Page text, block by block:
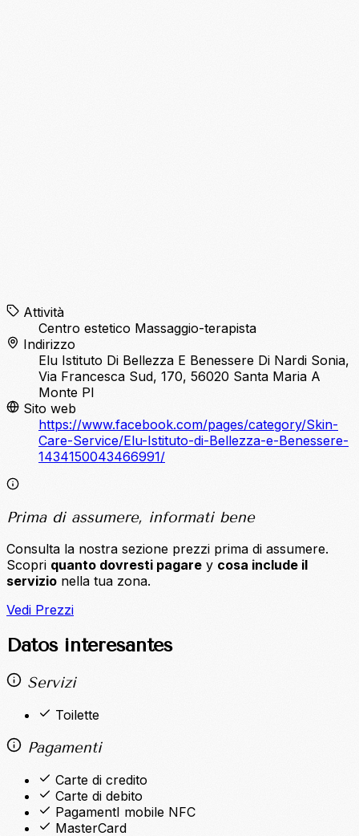
Attività
Centro estetico Massaggio-terapista
Indirizzo
Elu Istituto Di Bellezza E Benessere Di Nardi Sonia,
Via Francesca Sud, 170, 56020 Santa Maria A
Monte PI
Sito web
https://www.facebook.com/pages/category/Skin-
Care-Service/Elu-Istituto-di-Bellezza-e-Benessere-
1434150043466991/
Prima di assumere, informati bene
Consulta la nostra sezione prezzi prima di assumere.
Scopri quanto dovresti pagare y cosa include il
servizio nella tua zona.
Vedi Prezzi
Datos interesantes
Servizi
Toilette
Pagamenti
Carte di credito
Carte di debito
PagamentI mobile NFC
MasterCard